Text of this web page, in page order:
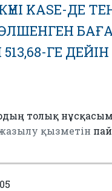
KASE-ДЕ
513,68-ГЕ
толық
қызметін